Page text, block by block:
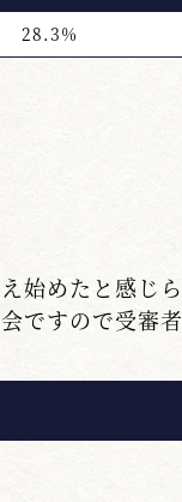
28.3%
始めたと感じら
ですので受審者
意事項の訓示を